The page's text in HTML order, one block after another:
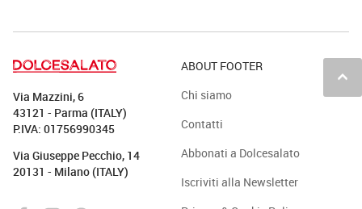
keyboard_arrow_up
Via Mazzini, 6
43121 - Parma (ITALY)
P.IVA: 01756990345
Via Giuseppe Pecchio, 14
20131 - Milano (ITALY)
ABOUT FOOTER
Chi siamo
Contatti
Abbonati a Dolcesalato
Iscriviti alla Newsletter